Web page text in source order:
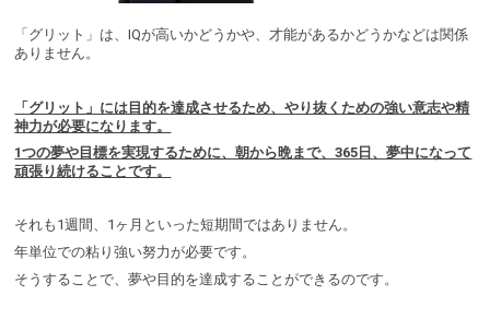
「グリット」は、IQが高いかどうかや、才能があるかどうかなどは関係
ありません。
「グリット」には目的を達成させるため、やり抜くための強い意志や精
神力が必要になります。
1つの夢や目標を実現するために、朝から晩まで、365日、夢中になって
頑張り続けることです。
それも1週間、1ヶ月といった短期間ではありません。
年単位での粘り強い努力が必要です。
そうすることで、夢や目的を達成することができるのです。